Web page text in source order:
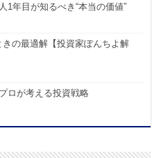
年目が知るべき“本当の価値”
の最適解【投資家ぽんちよ解
ロが考える投資戦略